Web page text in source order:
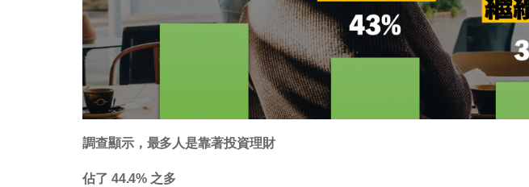
調查顯示，最多人是靠著投資理財
佔了 44.4% 之多